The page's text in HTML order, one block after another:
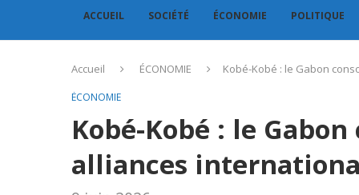
ACCUEIL SOCIÉTÉ ÉCONOMIE POLITIQUE
Accueil ÉCONOMIE Kobé-Kobé : le Gabon
ÉCONOMIE
Kobé-Kobé : le
alliances